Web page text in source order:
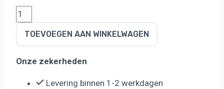
Trixie
Poepzakjes
Met
Assorti
aantal
TOEVOEGEN AAN WINKELWAGEN
Onze zekerheden
Levering binnen 1-2 werkdagen